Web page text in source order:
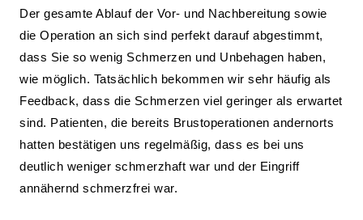
Der gesamte Ablauf der Vor- und Nachbereitung sowie
die Operation an sich sind perfekt darauf abgestimmt,
dass Sie so wenig Schmerzen und Unbehagen haben,
wie möglich. Tatsächlich bekommen wir sehr häufig als
Feedback, dass die Schmerzen viel geringer als erwartet
sind. Patienten, die bereits Brustoperationen andernorts
hatten bestätigen uns regelmäßig, dass es bei uns
deutlich weniger schmerzhaft war und der Eingriff
annähernd schmerzfrei war.